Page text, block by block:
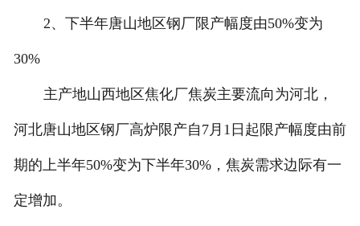
2、下半年唐山地区钢厂限产幅度由50%变为
30%
主产地山西地区焦化厂焦炭主要流向为河北，
河北唐山地区钢厂高炉限产自7月1日起限产幅度由前
期的上半年50%变为下半年30%，焦炭需求边际有一
定增加。